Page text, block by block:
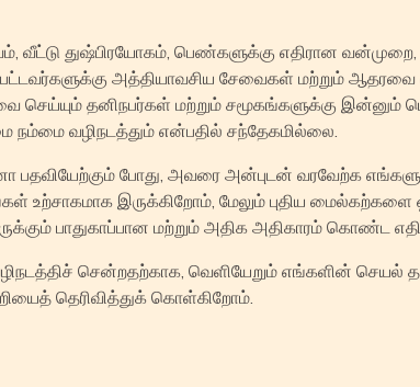
வீட்டு துஷ்பிரயோகம், பெண்களுக்கு எதிரான
அத்தியாவசிய சேவைகள் மற்றும்
செய்யும் தனிநபர்கள் மற்றும் சமூகங்களுக்கு இன்னும்
வழிநடத்தும் என்பதில் சந்தேகமில்லை.
பதவியேற்கும் போது, அவரை அன்புடன் வரவேற்க
உற்சாகமாக இருக்கிறோம், மேலும் புதிய
பாதுகாப்பான மற்றும் அதிக அதிகாரம் கொண்ட
சென்றதற்காக, வெளியேறும் எங்களின் செயல்
தெரிவித்துக் கொள்கிறோம்.